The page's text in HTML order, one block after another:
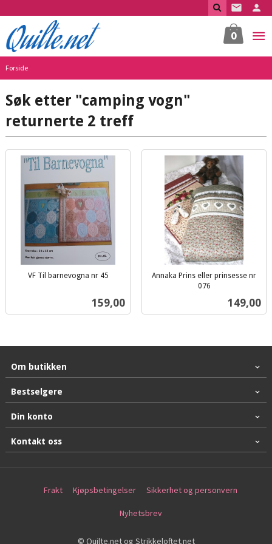
til
innholdet
0
Forside
Søk etter "camping vogn"
returnerte 2 treff
VF Til barnevogna nr 45
Pris
159,00
Annaka Prins eller prinsesse nr
076
Pris
149,00
Om butikken
Bestselgere
Din konto
Kontakt oss
Frakt Kjøpsbetingelser Sikkerhet og personvern
Nyhetsbrev
© Quilte.net og Strikkeloftet.net